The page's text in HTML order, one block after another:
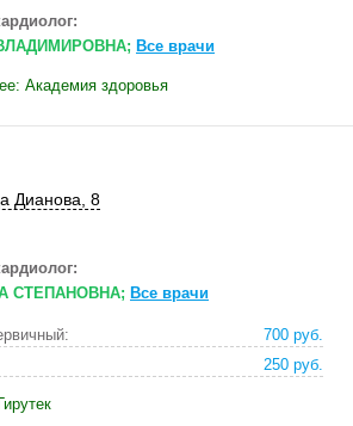
Все врачи
Академия здоровья
Дианова, 8
СТЕПАНОВНА; Все врачи
700 руб.
250 руб.